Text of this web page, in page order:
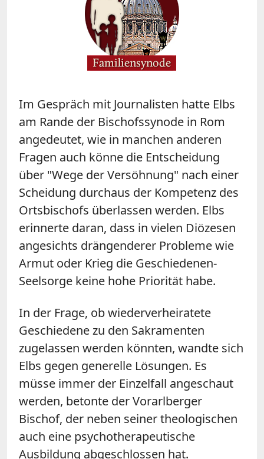
Im Gespräch mit Journalisten hatte Elbs
am Rande der Bischofssynode in Rom
angedeutet, wie in manchen anderen
Fragen auch könne die Entscheidung
über "Wege der Versöhnung" nach einer
Scheidung durchaus der Kompetenz des
Ortsbischofs überlassen werden. Elbs
erinnerte daran, dass in vielen Diözesen
angesichts drängenderer Probleme wie
Armut oder Krieg die Geschiedenen-
Seelsorge keine hohe Priorität habe.
In der Frage, ob wiederverheiratete
Geschiedene zu den Sakramenten
zugelassen werden könnten, wandte sich
Elbs gegen generelle Lösungen. Es
müsse immer der Einzelfall angeschaut
werden, betonte der Vorarlberger
Bischof, der neben seiner theologischen
auch eine psychotherapeutische
Ausbildung abgeschlossen hat.